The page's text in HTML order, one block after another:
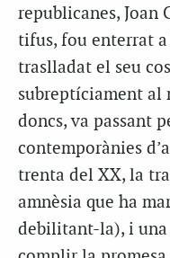
republicanes,
tifus, fou enterrat
traslladat el seu
subreptíciament al
doncs, va passant
contemporànies
trenta del XX, la
amnèsia que ha
debilitant-la), i